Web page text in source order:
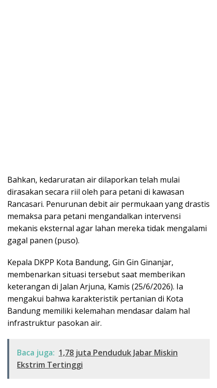
​Bahkan, kedaruratan air dilaporkan telah mulai
dirasakan secara riil oleh para petani di kawasan
Rancasari. Penurunan debit air permukaan yang drastis
memaksa para petani mengandalkan intervensi
mekanis eksternal agar lahan mereka tidak mengalami
gagal panen (puso).
​Kepala DKPP Kota Bandung, Gin Gin Ginanjar,
membenarkan situasi tersebut saat memberikan
keterangan di Jalan Arjuna, Kamis (25/6/2026). Ia
mengakui bahwa karakteristik pertanian di Kota
Bandung memiliki kelemahan mendasar dalam hal
infrastruktur pasokan air.
Baca juga: 1,78 juta Penduduk Jabar Miskin
Ekstrim Tertinggi